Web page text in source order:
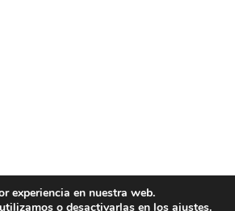
| Todos los derechos reservados |
experiencia en nuestra web.
o desactivarlas en losajustes.